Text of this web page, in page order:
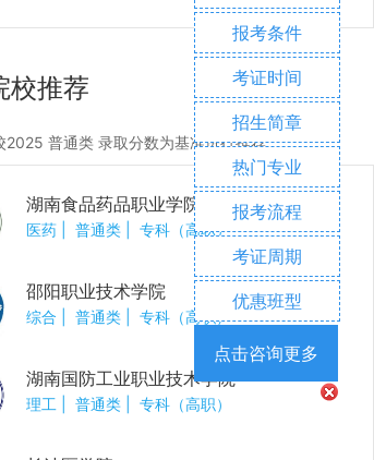
校推荐
2025 普通类 录取分数为基准进行推荐
湖南食品药品职业学院
医药 普通类 专科（高职）
邵阳职业技术学院
综合 普通类 专科（高职）
湖南国防工业职业技术学院
理工 普通类 专科（高职）
报考条件
考证时间
招生简章
热门专业
报考流程
考证周期
优惠班型
点击咨询更多